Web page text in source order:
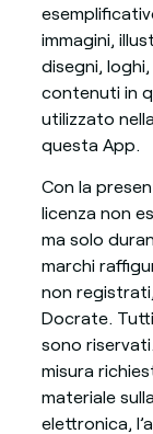
immagini,
disegni,
contenuti in
utilizzato
questa App.
Con la
licenza non
ma solo
marchi
non
Docrate.
sono
misura
materiale
elettronica,